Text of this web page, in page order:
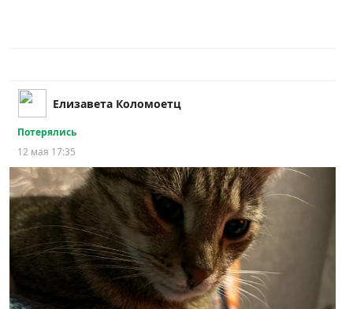
Елизавета Коломоетц
Потерялись
12 мая 17:35